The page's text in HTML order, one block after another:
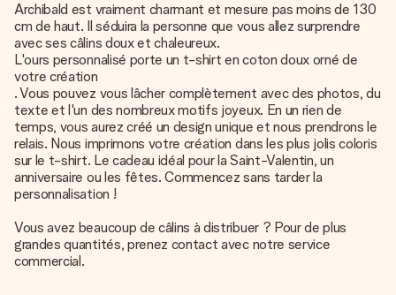
Archibald est vraiment charmant et mesure pas moins de 130
cm de haut. Il séduira la personne que vous allez surprendre
avec ses câlins doux et chaleureux.
L'ours personnalisé porte un t-shirt en coton doux orné de
votre création
. Vous pouvez vous lâcher complètement avec des photos, du
texte et l'un des nombreux motifs joyeux. En un rien de
temps, vous aurez créé un design unique et nous prendrons le
relais. Nous imprimons votre création dans les plus jolis coloris
sur le t-shirt. Le cadeau idéal pour la Saint-Valentin, un
anniversaire ou les fêtes. Commencez sans tarder la
personnalisation !
Vous avez beaucoup de câlins à distribuer ? Pour de plus
grandes quantités, prenez contact avec notre service
commercial.